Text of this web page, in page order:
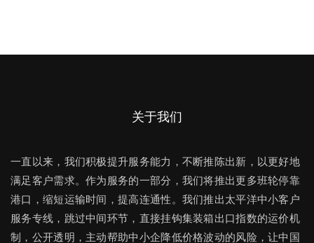
关于我们
一直以来，我们积极提升服务能力，不断推陈出新，以更好地
满足客户需求。作为服务的一部分，我们将推出更多班轮停靠
港口，缩短运输时间，提高连通性。我们推出太平洋中小客户
服务专线，跳过中间环节，直接挂钩集装箱出口指数的运价机
制，公开透明，主动帮助中小企降低价格波动的风险，让中国